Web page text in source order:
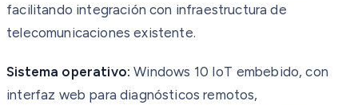
facilitando integración con infraestructura de
telecomunicaciones existente.
Sistema operativo: Windows 10 IoT embebido, con
interfaz web para diagnósticos remotos,